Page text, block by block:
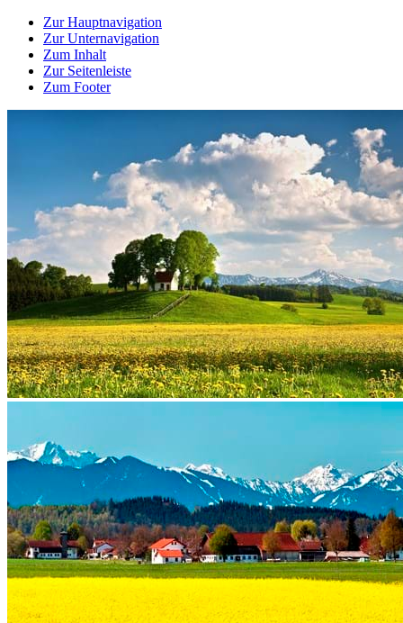
Zur Hauptnavigation
Zur Unternavigation
Zum Inhalt
Zur Seitenleiste
Zum Footer